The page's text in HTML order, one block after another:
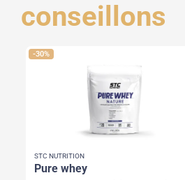
conseillons
-30%
pure whey
STC NUTRITION